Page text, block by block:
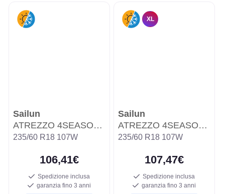
Sailun
ATREZZO 4SEASONS PRO
235/60 R18 107W
106,41€
Spedizione inclusa
garanzia fino 3 anni
XL
Sailun
ATREZZO 4SEASONS PRO
235/60 R18 107W
107,47€
Spedizione inclusa
garanzia fino 3 anni